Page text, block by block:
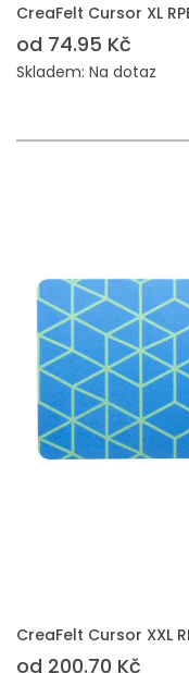
CreaFelt Cursor XL
od 74.95 Kč
Skladem: Na dotaz
PŘIDAT DO POPTÁVKY
CreaFelt Cursor XXL
od 200.70 Kč